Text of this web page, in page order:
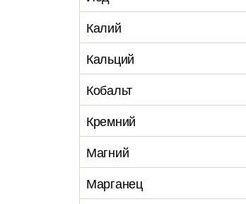
Калий
Кальций
Кобальт
Кремний
Магний
Марганец